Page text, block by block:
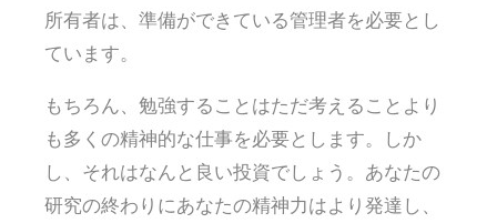
所有者は、準備ができている管理者を必要とし
ています。
もちろん、勉強することはただ考えることより
も多くの精神的な仕事を必要とします。しか
し、それはなんと良い投資でしょう。あなたの
研究の終わりにあなたの精神力はより発達し、